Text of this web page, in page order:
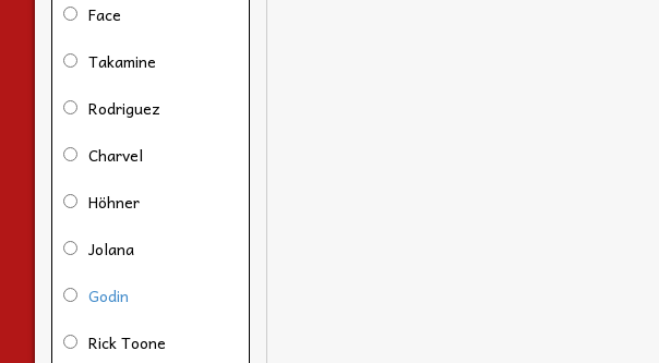
Face
Takamine
Rodriguez
Charvel
Höhner
Jolana
Godin
Rick Toone